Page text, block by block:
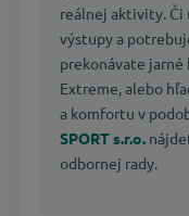
reálnej aktivity. Či
výstupy a
prekonávate
Extreme, alebo
a komfortu v
SPORT s.r.o.
odbornej rady.